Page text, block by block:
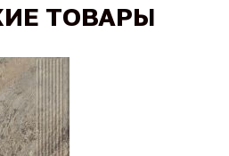
ТОВАРЫ